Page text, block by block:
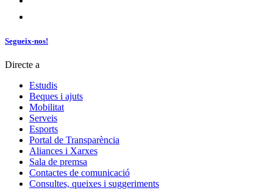
Segueix-nos!
Directe a
Estudis
Beques i ajuts
Mobilitat
Serveis
Esports
Portal de Transparència
Aliances i Xarxes
Sala de premsa
Contactes de comunicació
Consultes, queixes i suggeriments